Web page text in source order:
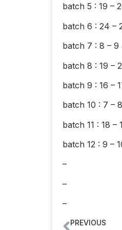
batch 5 : 19 –
batch 6 : 24 –
batch 7 : 8 – 9
batch 8 : 19 –
batch 9 : 16 –
batch 10 : 7 –
batch 11 : 18
batch 12 : 9 –
–
–
–
PREVIOUS